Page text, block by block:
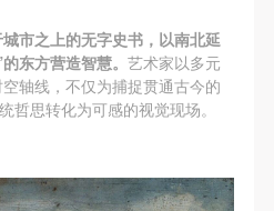
市之上的无字史书，以南北延
东方营造智慧。 艺术家以多元
轴线，不仅为捕捉贯通古今的
哲思转化为可感的视觉现场。
偿。并追究相应的法律责
料及配套设备、设施，若参
偿。并追究相应的法律责
料及配套设备、设施，若参
偿。并追究相应的法律责
料及配套设备、设施，若参